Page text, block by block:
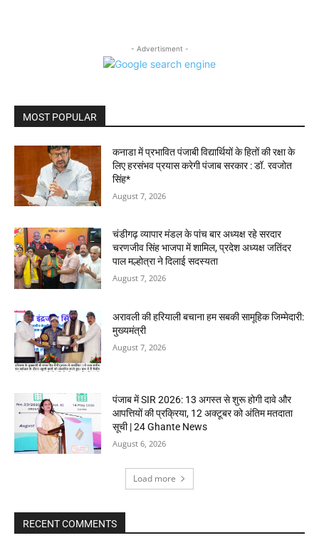
- Advertisment -
MOST POPULAR
कनाडा में प्रभावित पंजाबी विद्यार्थियों के हितों की रक्षा के
लिए हरसंभव प्रयास करेगी पंजाब सरकार : डॉ. रवजोत
सिंह*
August 7, 2026
चंडीगढ़ व्यापार मंडल के पांच बार अध्यक्ष रहे सरदार
चरणजीव सिंह भाजपा में शामिल, प्रदेश अध्यक्ष जतिंदर
पाल मल्होत्रा ने दिलाई सदस्यता
August 7, 2026
अरावली की हरियाली बचाना हम सबकी सामूहिक जिम्मेदारी:
मुख्यमंत्री
August 7, 2026
पंजाब में SIR 2026: 13 अगस्त से शुरू होगी दावे और
आपत्तियों की प्रक्रिया, 12 अक्टूबर को अंतिम मतदाता
सूची | 24 Ghante News
August 6, 2026
Load more
RECENT COMMENTS